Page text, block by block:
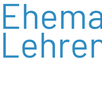
zum
Inhalt